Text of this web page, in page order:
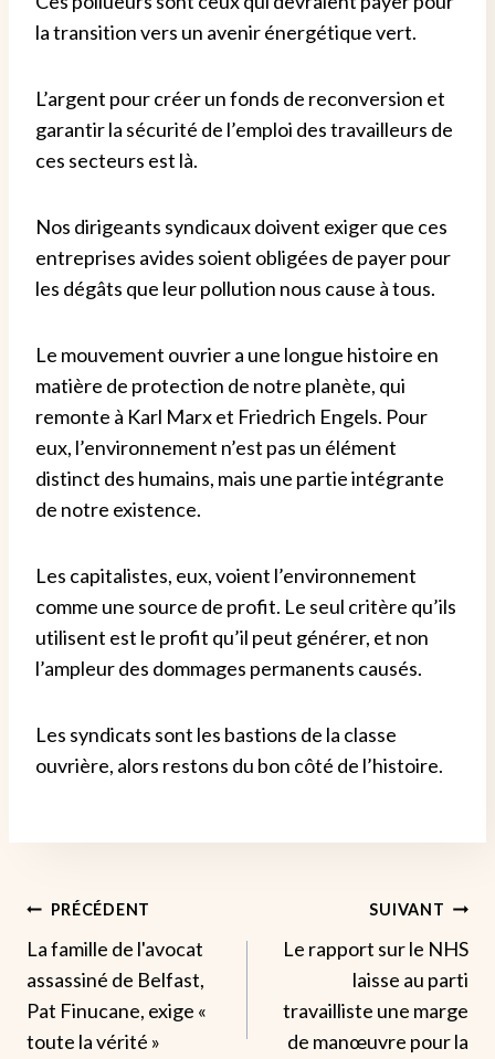
la transition vers un avenir énergétique vert.
L’argent pour créer un fonds de reconversion et
garantir la sécurité de l’emploi des travailleurs de
ces secteurs est là.
Nos dirigeants syndicaux doivent exiger que ces
entreprises avides soient obligées de payer pour
les dégâts que leur pollution nous cause à tous.
Le mouvement ouvrier a une longue histoire en
matière de protection de notre planète, qui
remonte à Karl Marx et Friedrich Engels. Pour
eux, l’environnement n’est pas un élément
distinct des humains, mais une partie intégrante
de notre existence.
Les capitalistes, eux, voient l’environnement
comme une source de profit. Le seul critère qu’ils
utilisent est le profit qu’il peut générer, et non
l’ampleur des dommages permanents causés.
Les syndicats sont les bastions de la classe
ouvrière, alors restons du bon côté de l’histoire.
Navigation
De
L’article
PRÉCÉDENT
La famille de l'avocat
assassiné de Belfast,
Pat Finucane, exige «
toute la vérité »
SUIVANT
Le rapport sur le NHS
laisse au parti
travailliste une marge
de manœuvre pour la